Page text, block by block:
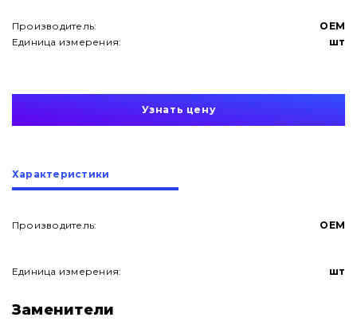
О нас
Производитель:
OEM
Единица измерения:
шт
Узнать цену
Характеристики
Производитель: OEM
Единица измерения: шт
Заменители